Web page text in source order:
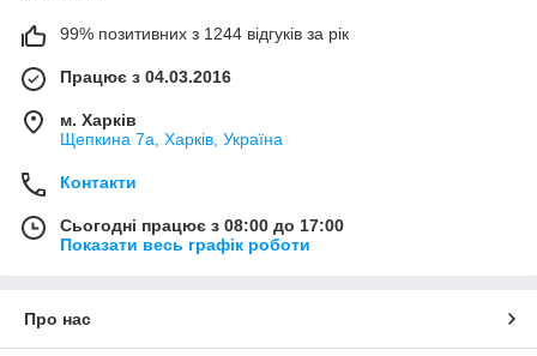
99% позитивних з 1244 відгуків за рік
Працює з 04.03.2016
м. Харків
Щепкина 7а, Харків, Україна
Контакти
Сьогодні працює з 08:00 до 17:00
Показати весь графік роботи
Про нас